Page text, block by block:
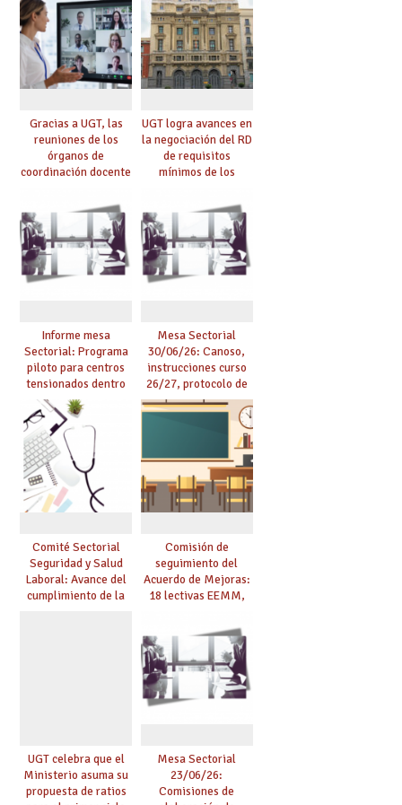
Gracias a UGT, las
reuniones de los
órganos de
coordinación docente
de manera
telemática, sin exigir
presencialidad en el
centro
UGT logra avances en
la negociación del RD
de requisitos
mínimos de los
exige al Ministerio
que los compromisos
se materialicen con
la mayor agilidad
posible
Informe mesa
Sectorial: Programa
piloto para centros
tensionados dentro
del marco del
Acuerdo de Mejoras y
evaluación del curso
25/26
Mesa Sectorial
30/06/26: Canoso,
instrucciones curso
26/27, protocolo de
agresiones.
Comité Sectorial
Seguridad y Salud
Laboral: Avance del
cumplimiento de la
Comisión de
seguimiento del
Acuerdo de Mejoras:
18 lectivas EEMM,
mayores 55 y pilotaje
en centros
tensionados
UGT celebra que el
Ministerio asuma su
propuesta de ratios
Mesa Sectorial
23/06/26:
Comisiones de